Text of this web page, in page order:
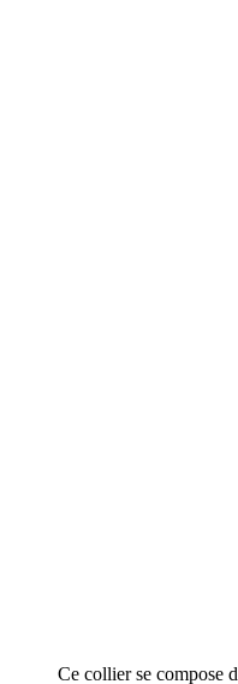
Ce collier se compose